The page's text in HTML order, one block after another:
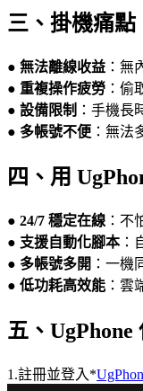
三、掛機痛點
● 無法離線收益 ：無
● 重複操作疲勞 ：偷
● 設備限制 ：手機長
● 多帳號不便 ：無法
四、用
● 24/7 穩定在線 ：不
● 支援自動化腳本：
● 多帳號多開 ：一機
● 低功耗高效能 ：雲
五、UgPhone
1.註冊並登入*